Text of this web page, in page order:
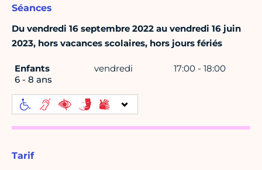
Séances
Du vendredi 16 septembre 2022 au vendredi 16 juin
2023, hors vacances scolaires, hors jours fériés
Enfants
6 - 8 ans
vendredi 17:00 - 18:00
Tarif